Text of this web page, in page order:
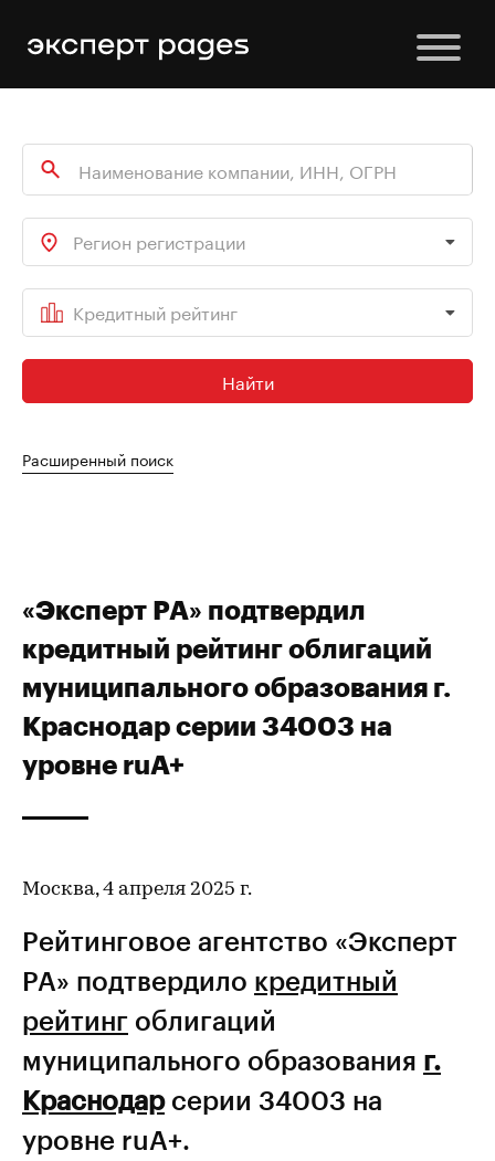
Регион регистрации
Кредитный рейтинг
Найти
Расширенный поиск
«Эксперт РА» подтвердил
кредитный рейтинг облигаций
муниципального образования г.
Краснодар серии 34003 на
уровне ruА+
Москва, 4 апреля 2025 г.
Рейтинговое агентство «Эксперт
РА» подтвердило кредитный
рейтинг облигаций
муниципального образования г.
Краснодарсерии 34003 на
уровне ruА+.